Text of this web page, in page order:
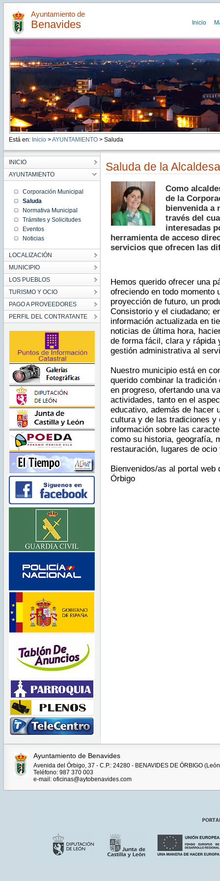
Ayuntamiento de
Benavides Inicio
Está en: Inicio >AYUNTAMIENTO> Saluda
INICIO
AYUNTAMIENTO
Corporación Municipal
Saluda
Normativa Municipal
Trámites y Solicitudes
Eventos
Noticias
LOCALIZACIÓN
MUNICIPIO
LOS PUEBLOS
TURISMO Y OCIO
PAGO A PROVEEDORES
PERFIL DEL CONTRATANTE
Saluda de la Alcaldesa
Como alcalde
de la
bienvenidaa
travésdel
interesadas
herramientade acceso
servicios que ofrecen las
Hemos querido ofrecer una
ofreciendoen todo momento
proyecciónde futuro, un
Consistorioy el ciudadano;
información actualizadaen
noticias de última hora,
de forma fácil , claray rápida
gestión administrativaal
Nuestro municipio estáen
querido combinarla tradición
en progreso, ofertando una
actividades, tantoen el
educativo, además de hacer
culturay de las tradiciones y
información sobre las
como su historia, geografí­a,
restauración, lugares de ocio
Bienvenidos/as al portal web
Órbigo
Ayuntamiento de Benavides
Avenida del Órbigo, 37 - C.P.: 24280 - BENAVIDES DE ÓRBIGO
Teléfono: 987 370 003
e-mail: oficinas@aytobenavides.com